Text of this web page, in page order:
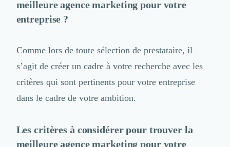
meilleure agence marketing pour votre
entreprise ?
Comme lors de toute sélection de prestataire, il
s’agit de créer un cadre à votre recherche avec les
critères qui sont pertinents pour votre entreprise
dans le cadre de votre ambition.
Les critères à considérer pour trouver la
meilleure agence marketing pour votre